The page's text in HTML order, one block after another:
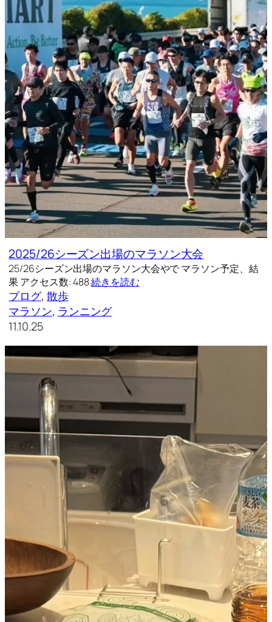
2025/26シーズン出場のマラソン大会
25/26シーズン出場のマラソン大会やで マラソン予定、結
果 アクセス数: 488続きを読む
ブログ, 散歩
マラソン, ランニング
11.10.25